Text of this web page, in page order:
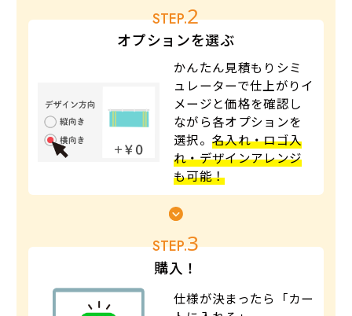
STEP.2
オプションを選ぶ
かんたん見積もりシミ
ュレーターで仕上がりイ
メージと価格を確認し
ながら各オプションを
選択。 名入れ・ロゴ入
れ・デザインアレンジ
も可能！
STEP.3
購入！
仕様が決まったら「カー